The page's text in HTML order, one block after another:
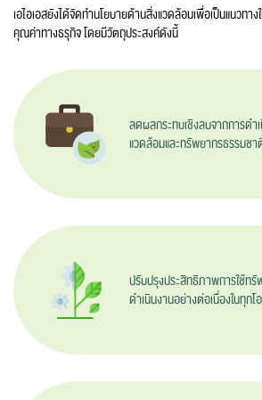
เอไอเอสยังได้จัดทำนโยบายด้านสิ่งแวดล้อมเพื่อเป็นแนวทา
คุณค่าทางธรุกิจ โดยมีวัตถุประสงค์ดังนี้
ลดผลกระทบเชิงลบจากการด
แวดล้อมและทรัพยากรธรรมช
ปรับปรุงประสิทธิภาพการใช้ท
ดำเนินงานอย่างต่อเนื่องในทุกโ